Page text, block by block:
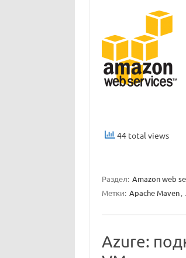
44 total views
Раздел: Amazon web
Метки: Apache Maven,
Azure: